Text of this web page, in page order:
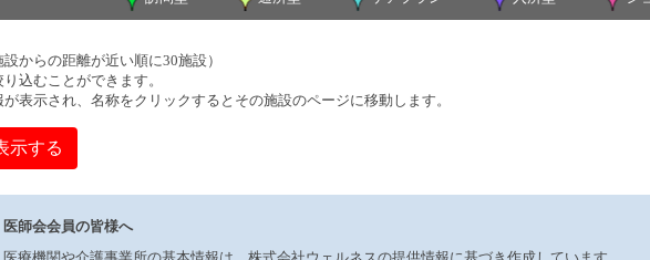
からの距離が近い順に30施設）
込むことができます。
表示され、名称をクリックするとその施設のページに移動します。
示する
医師会会員の皆様へ